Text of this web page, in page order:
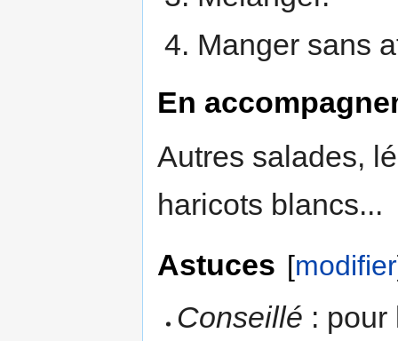
Manger sans
En
Autres salades,
haricots blancs...
Astuces [modifier
Conseillé : pour